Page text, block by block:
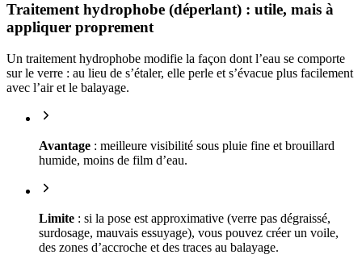
Traitement hydrophobe (déperlant) : utile, mais à
appliquer proprement
Un traitement hydrophobe modifie la façon dont l’eau se comporte
sur le verre : au lieu de s’étaler, elle perle et s’évacue plus facilement
avec l’air et le balayage.
Avantage : meilleure visibilité sous pluie fine et brouillard
humide, moins de film d’eau.
Limite : si la pose est approximative (verre pas dégraissé,
surdosage, mauvais essuyage), vous pouvez créer un voile,
des zones d’accroche et des traces au balayage.